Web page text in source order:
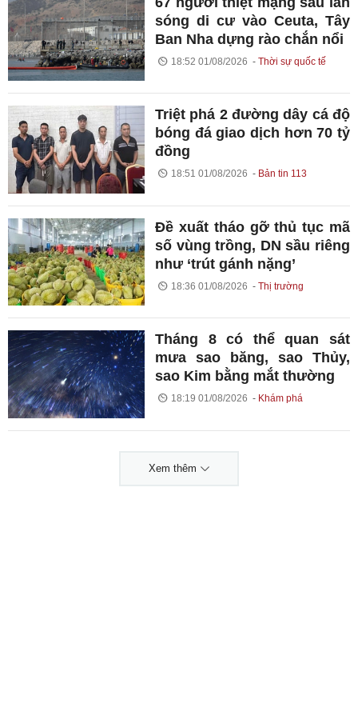
sóng di cư vào Ceuta, Tây
Ban Nha dựng rào chắn nổi
18:52 01/08/2026 Thời sự quốc tế
Triệt phá 2 đường dây cá độ
bóng đá giao dịch hơn 70 tỷ
đồng
18:51 01/08/2026 Bản tin 113
Đề xuất tháo gỡ thủ tục mã
số vùng trồng, DN sầu riêng
như ‘trút gánh nặng’
18:36 01/08/2026 Thị trường
Tháng 8 có thể quan sát
mưa sao băng, sao Thủy,
sao Kim bằng mắt thường
18:19 01/08/2026 Khám phá
Xem thêm